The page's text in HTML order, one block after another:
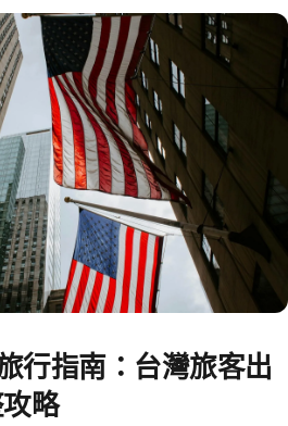
行指南：台灣旅客出
略